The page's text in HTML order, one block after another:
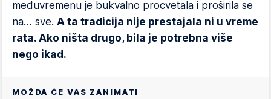
međuvremenu je bukvalno procvetala i proširila se
na… sve. A ta tradicija nije prestajala ni u vreme
rata. Ako ništa drugo, bila je potrebna više
nego ikad.
MOŽDA ĆE VAS ZANIMATI